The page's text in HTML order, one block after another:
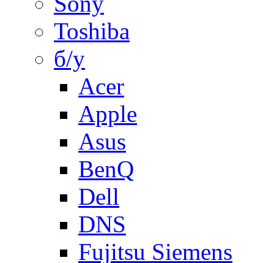
Toshiba
б/у
Acer
Apple
Asus
BenQ
Dell
DNS
Fujitsu Siemens